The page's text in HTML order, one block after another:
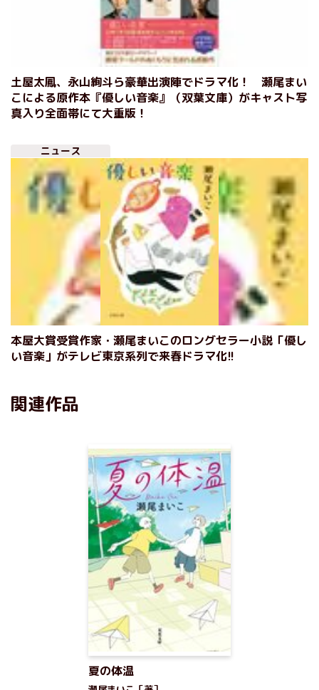
土屋太鳳、永山絢斗ら豪華出演陣でドラマ化！ 瀬尾まい
こによる原作本『優しい音楽』（双葉文庫）がキャスト写
真入り全面帯にて大重版！
ニュース
本屋大賞受賞作家・瀬尾まいこのロングセラー小説「優し
い音楽」がテレビ東京系列で来春ドラマ化!!
関連作品
夏の体温